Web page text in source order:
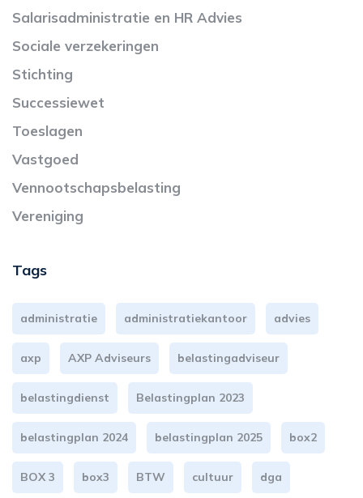
Salarisadministratie en HR Advies
Sociale verzekeringen
Stichting
Successiewet
Toeslagen
Vastgoed
Vennootschapsbelasting
Vereniging
Tags
administratie administratiekantoor advies
axp AXP Adviseurs belastingadviseur
belastingdienst Belastingplan 2023
belastingplan 2024 belastingplan 2025 box2
BOX 3 box3 BTW cultuur dga